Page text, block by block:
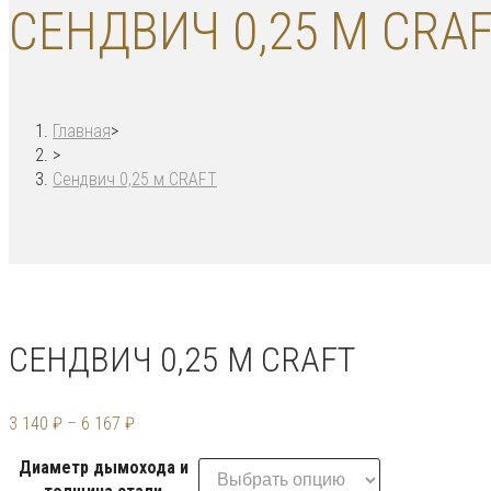
СЕНДВИЧ 0,25 М
Главная>
>
Сендвич 0,25 м CRAFT
СЕНДВИЧ 0,25 М CRAFT
3 140 ₽ – 6 167 ₽
Диаметр дымохода и